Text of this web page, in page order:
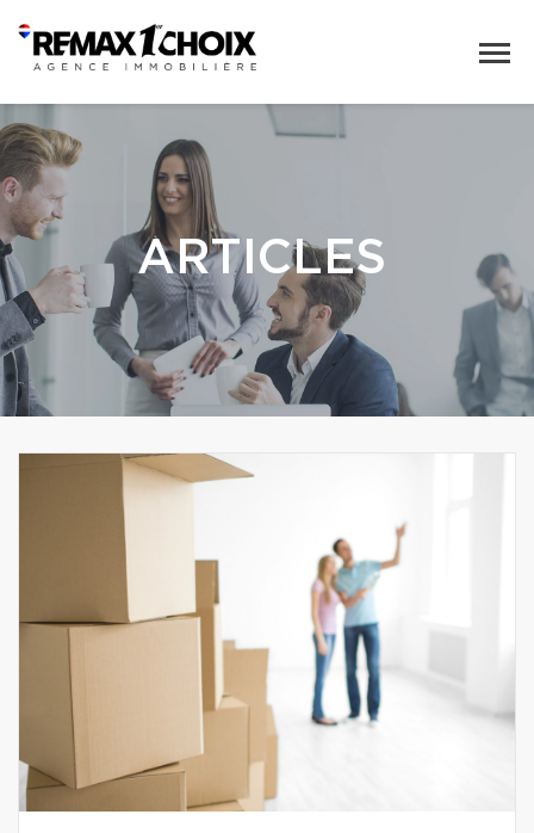
ARTICLES